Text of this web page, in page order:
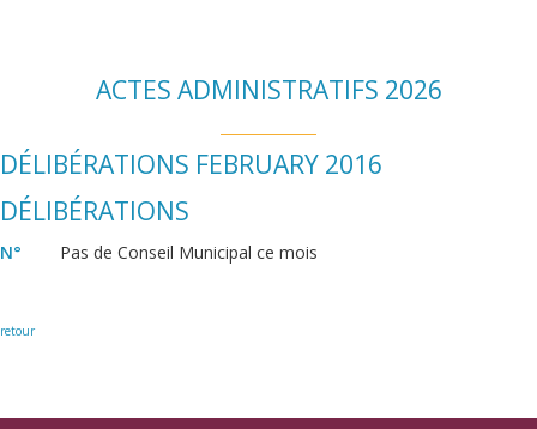
ACTES ADMINISTRATIFS 2026
DÉLIBÉRATIONS FEBRUARY 2016
DÉLIBÉRATIONS
N° Pas de Conseil Municipal ce mois
retour